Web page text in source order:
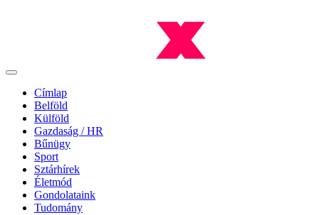
Címlap
Belföld
Külföld
Gazdaság / HR
Bűnügy
Sport
Sztárhírek
Életmód
Gondolataink
Tudomány